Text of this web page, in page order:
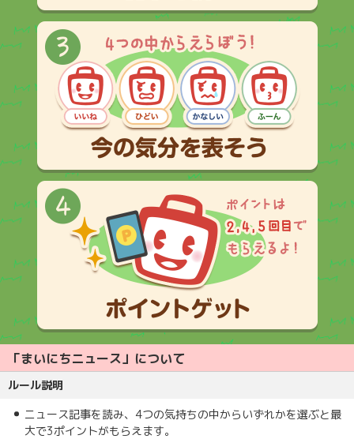
「まいにちニュース」について
ルール説明
ニュース記事を読み、4つの気持ちの中からいずれかを選ぶと最
大で3ポイントがもらえます。